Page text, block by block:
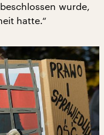
wurde,
hatte.“